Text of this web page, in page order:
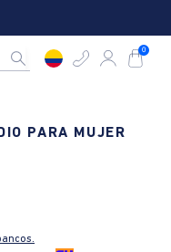
Rastrea tu pedido aquí
0
PARA MUJER